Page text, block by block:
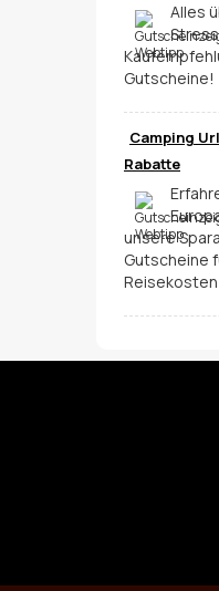
Alles
Gutscheine!
Camping
Rabatte
unsere
Gutscheine